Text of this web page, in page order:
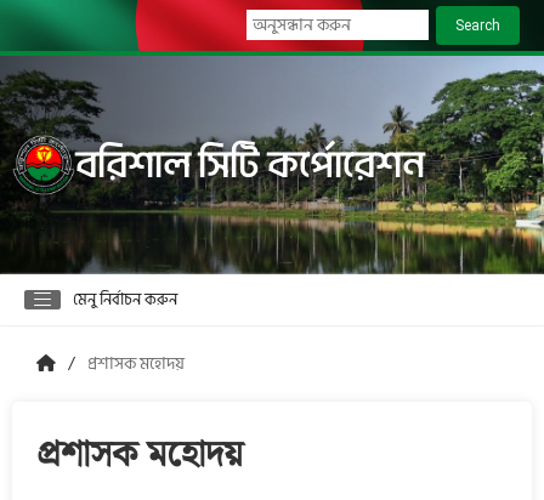
Search
বরিশাল সিটি কর্পোরেশন
মেনু নির্বাচন করুন
প্রশাসক মহোদয়
প্রশাসক মহোদয়